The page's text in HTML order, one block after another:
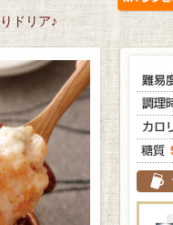
ドリア♪